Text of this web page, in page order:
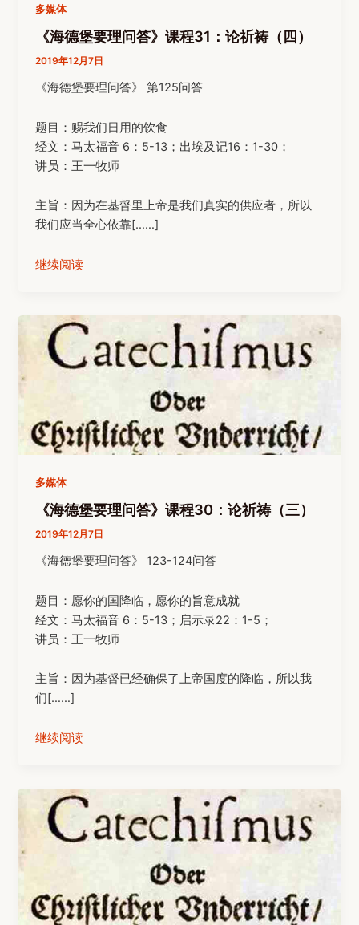
多媒体
《海德堡要理问答》课程31：论祈祷（四）
2019年12月7日
《海德堡要理问答》 第125问答
题目：赐我们日用的饮食
经文：马太福音 6：5-13；出埃及记16：1-30；
讲员：王一牧师
主旨：因为在基督里上帝是我们真实的供应者，所以
我们应当全心依靠[……]
继续阅读
多媒体
《海德堡要理问答》课程30：论祈祷（三）
2019年12月7日
《海德堡要理问答》 123-124问答
题目：愿你的国降临，愿你的旨意成就
经文：马太福音 6：5-13；启示录22：1-5；
讲员：王一牧师
主旨：因为基督已经确保了上帝国度的降临，所以我
们[……]
继续阅读